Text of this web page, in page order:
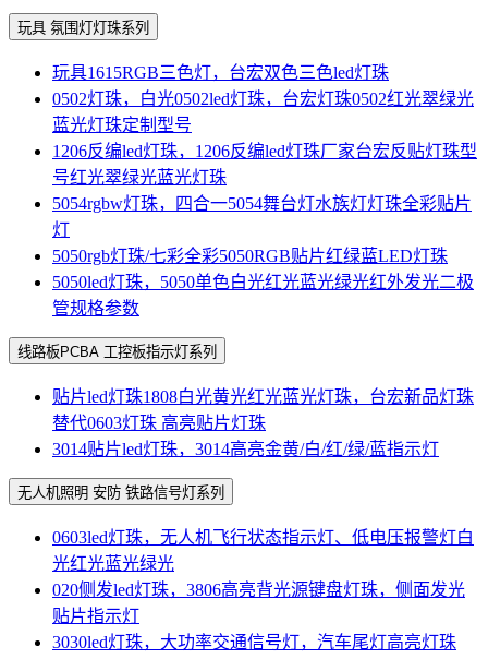
玩具 氛围灯灯珠系列
玩具1615RGB三色灯，台宏双色三色led灯珠
0502灯珠，白光0502led灯珠，台宏灯珠0502红光翠绿光
蓝光灯珠定制型号
1206反编led灯珠，1206反编led灯珠厂家台宏反贴灯珠型
号红光翠绿光蓝光灯珠
5054rgbw灯珠，四合一5054舞台灯水族灯灯珠全彩贴片
灯
5050rgb灯珠/七彩全彩5050RGB贴片红绿蓝LED灯珠
5050led灯珠，5050单色白光红光蓝光绿光红外发光二极
管规格参数
线路板PCBA 工控板指示灯系列
贴片led灯珠1808白光黄光红光蓝光灯珠，台宏新品灯珠
替代0603灯珠 高亮贴片灯珠
3014贴片led灯珠，3014高亮金黄/白/红/绿/蓝指示灯
无人机照明 安防 铁路信号灯系列
0603led灯珠，无人机飞行状态指示灯、低电压报警灯白
光红光蓝光绿光
020侧发led灯珠，3806高亮背光源键盘灯珠，侧面发光
贴片指示灯
3030led灯珠，大功率交通信号灯，汽车尾灯高亮灯珠